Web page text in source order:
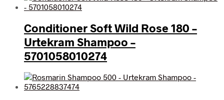
Conditioner Soft Wild Rose 180 –
Urtekram Shampoo –
5701058010274